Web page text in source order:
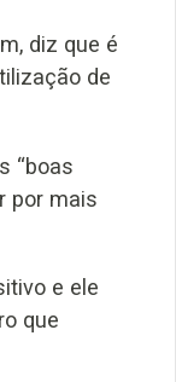
diz que é
de
“boas
por mais
e ele
que